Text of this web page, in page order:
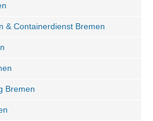
& Containerdienst Bremen
Bremen